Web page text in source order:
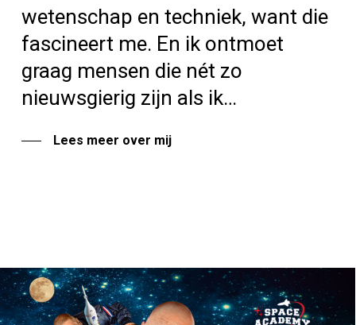
wetenschap en techniek, want die
fascineert me. En ik ontmoet
graag mensen die nét zo
nieuwsgierig zijn als ik…
Lees meer over mij